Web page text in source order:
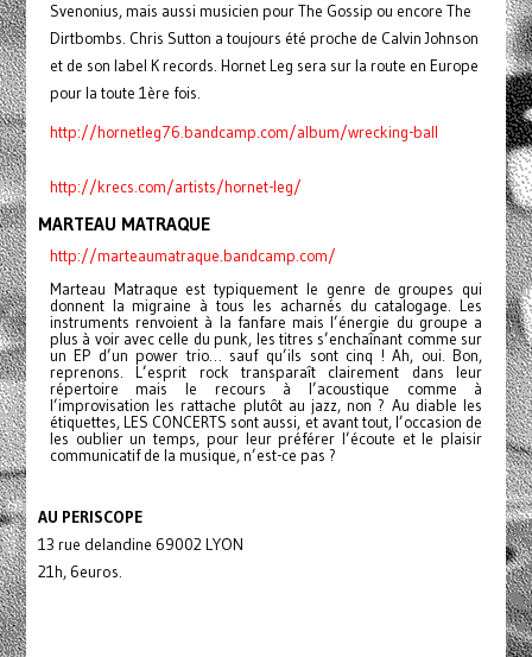
Svenonius, mais aussi musicien pour The Gossip ou encore The
Dirtbombs. Chris Sutton a toujours été proche de Calvin Johnson
et de son label K records. Hornet Leg sera sur la route en Europe
pour la toute 1ère fois.
http://hornetleg76.bandcamp.com/album/wrecking-ball
http://krecs.com/artists/hornet-leg/
MARTEAU MATRAQUE
http://marteaumatraque.bandcamp.com/
Marteau Matraque est typiquement le genre de groupes qui
donnent la migraine à tous les acharnés du catalogage. Les
instruments renvoient à la fanfare mais l’énergie du groupe a
plus à voir avec celle du punk, les titres s’enchaînant comme sur
un EP d’un power trio… sauf qu’ils sont cinq ! Ah, oui. Bon,
reprenons. L’esprit rock transparaît clairement dans leur
répertoire mais le recours à l’acoustique comme à
l’improvisation les rattache plutôt au jazz, non ? Au diable les
étiquettes, LES CONCERTS sont aussi, et avant tout, l’occasion de
les oublier un temps, pour leur préférer l’écoute et le plaisir
communicatif de la musique, n’est-ce pas ?
AU PERISCOPE
13 rue delandine 69002 LYON
21h, 6euros.